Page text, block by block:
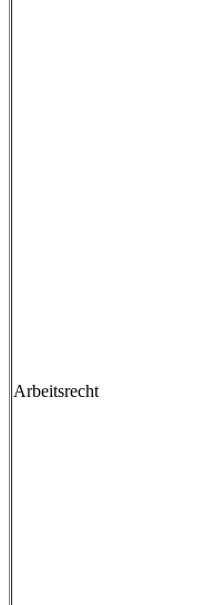
Arbeitsrecht